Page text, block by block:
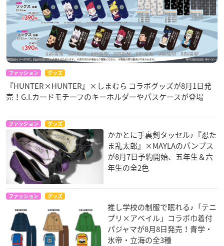
ファッション グッズ
『HUNTER×HUNTER』×しまむら コラボグッズが8月1日発
売！G.I.カードモチーフのキーホルダーやパスケースが登場
ファッション グッズ
かかとに手裏剣タッセル♪『忍た
ま乱太郎』×MAYLAのパンプス
が8月7日予約開始、五年生＆六
年生の全2色
ファッション グッズ
推し学校の制服で眠れる♪「テニ
プリ×アベイル」コラボ巾着付
パジャマが8月8日発売！青学・
氷帝・立海の全3種